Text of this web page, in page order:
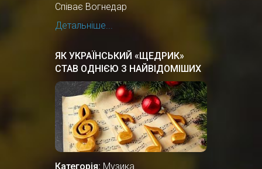
Співає Вогнедар
Детальніше...
ЯК УКРАЇНСЬКИЙ «ЩЕДРИК»
СТАВ ОДНІЄЮ З НАЙВІДОМІШИХ
РІЗДВЯНИХ ПІСЕНЬ У СВІТІ
Категорія: Музика